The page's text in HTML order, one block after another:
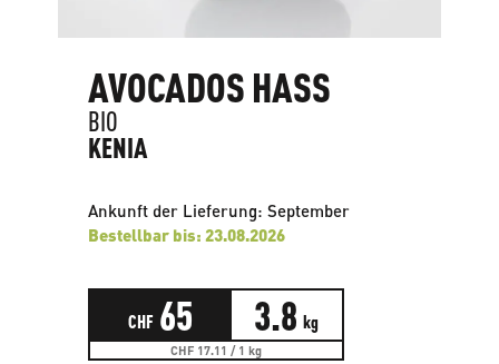
AVOCADOS HASS
BIO
KENIA
Ankunft der Lieferung: September
Bestellbar bis: 23.08.2026
CHF 65 3.8 kg
CHF 17.11 / 1 kg